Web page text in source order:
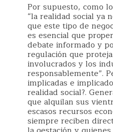
Por supuesto, como
“la realidad social ya
que este tipo de
es esencial que
debate informado y
regulación que
involucrados y los
responsablemente”.
implicadas e
realidad social?.
que alquilan sus
escasos recursos
siempre reciben